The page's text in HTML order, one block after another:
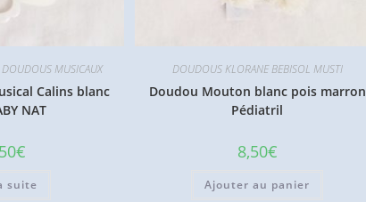
DOUDOUS MUSICAUX
Calins blanc
NAT
€
suite
DOUDOUS KLORANE BEBISOL MUSTI
Doudou Mouton blanc pois marron
Pédiatril
8,50€
Ajouter au panier